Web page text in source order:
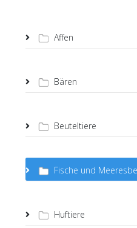
Affen
Bären
Beuteltiere
Fische und
Huftiere